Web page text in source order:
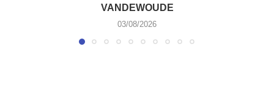
VANDEWOUDE
03/08/2026